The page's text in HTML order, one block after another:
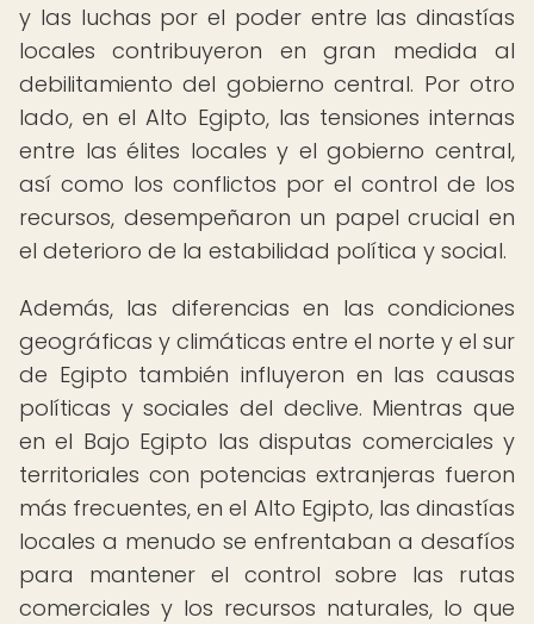
y las luchas por el poder entre las dinastías
locales contribuyeron en gran medida al
debilitamiento del gobierno central. Por otro
lado, en el Alto Egipto, las tensiones internas
entre las élites locales y el gobierno central,
así como los conflictos por el control de los
recursos, desempeñaron un papel crucial en
el deterioro de la estabilidad política y social.
Además, las diferencias en las condiciones
geográficas y climáticas entre el norte y el sur
de Egipto también influyeron en las causas
políticas y sociales del declive. Mientras que
en el Bajo Egipto las disputas comerciales y
territoriales con potencias extranjeras fueron
más frecuentes, en el Alto Egipto, las dinastías
locales a menudo se enfrentaban a desafíos
para mantener el control sobre las rutas
comerciales y los recursos naturales, lo que